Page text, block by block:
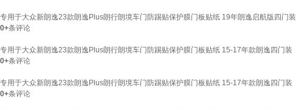
专用于大众新朗逸23款朗逸Plus朗行朗境车门防踢贴保护膜门板贴纸 19年朗逸启航版四门装
0+条评论
专用于大众新朗逸23款朗逸Plus朗行朗境车门防踢贴保护膜门板贴纸 15-17年款朗逸四门装
0+条评论
专用于大众新朗逸23款朗逸Plus朗行朗境车门防踢贴保护膜门板贴纸 15-17年款朗逸四门装
0+条评论